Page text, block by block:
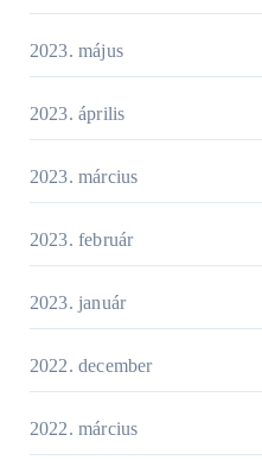
2023. május
2023. április
2023. március
2023. február
2023. január
2022. december
2022. március